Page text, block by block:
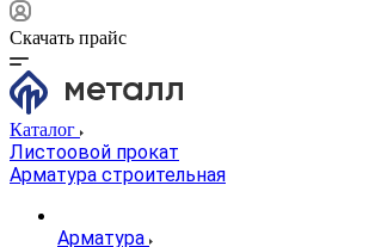
Скачать прайс
Каталог
Листоовой прокат
Арматура строительная
Арматура